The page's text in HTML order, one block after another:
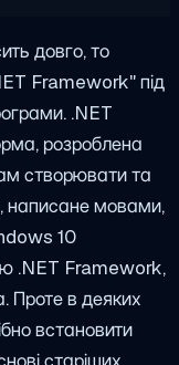
довго, то
Framework" під
.NET
розроблена
створювати та
написане мовами,
10
.NET Framework,
Проте в деяких
встановити